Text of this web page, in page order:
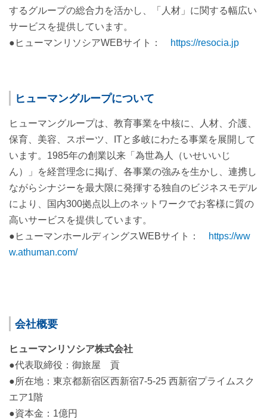
するグループの総合力を活かし、「人材」に関する幅広い
サービスを提供しています。
●ヒューマンリソシアWEBサイト：
https://resocia.jp
ヒューマングループについて
ヒューマングループは、教育事業を中核に、人材、介護、
保育、美容、スポーツ、ITと多岐にわたる事業を展開して
います。1985年の創業以来「為世為人（いせいいじ
ん）」を経営理念に掲げ、各事業の強みを生かし、連携し
ながらシナジーを最大限に発揮する独自のビジネスモデル
により、国内300拠点以上のネットワークでお客様に質の
高いサービスを提供しています。
●ヒューマンホールディングスWEBサイト：
https://ww
w.athuman.com/
会社概要
ヒューマンリソシア株式会社
●代表取締役：御旅屋 貢
●所在地：東京都新宿区西新宿7-5-25 西新宿プライムスク
エア1階
●資本金：1億円